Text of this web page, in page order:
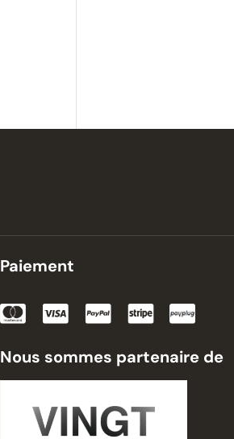
Paiement
Nous sommes partenaire de